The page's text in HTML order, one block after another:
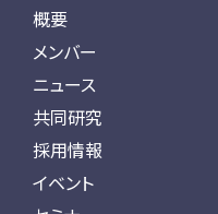
概要
メンバー
ニュース
共同研究
採用情報
イベント